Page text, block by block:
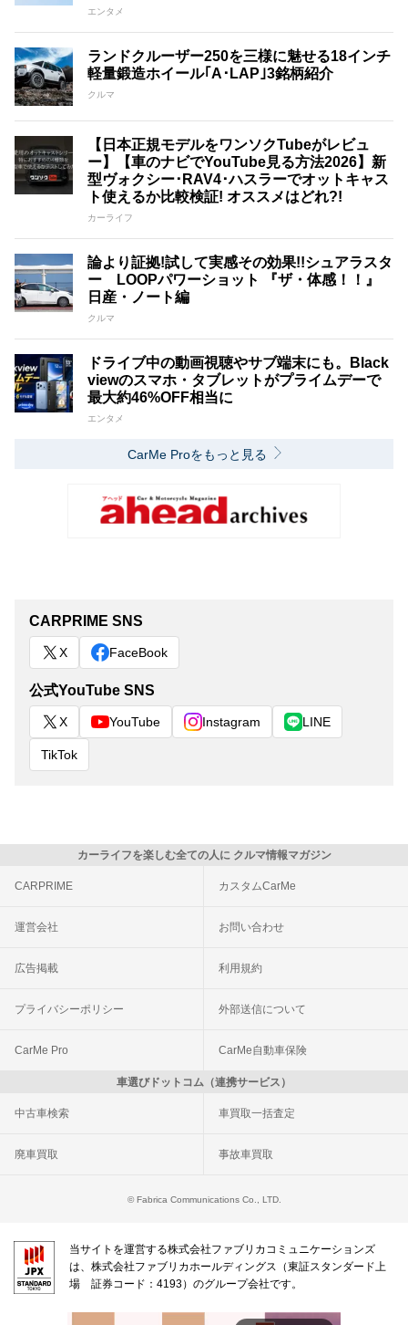
エンタメ
ランドクルーザー250を三様に魅せる18インチ
軽量鍛造ホイール｢A･LAP｣3銘柄紹介
クルマ
【日本正規モデルをワンソクTubeがレビュ
ー】【車のナビでYouTube見る方法2026】新
型ヴォクシー･RAV4･ハスラーでオットキャス
ト使えるか比較検証! オススメはどれ?!
カーライフ
論より証拠!試して実感その効果!!シュアラスタ
ー LOOPパワーショット 『ザ・体感！！』
日産・ノート編
クルマ
ドライブ中の動画視聴やサブ端末にも。Black
viewのスマホ・タブレットがプライムデーで
最大約46%OFF相当に
エンタメ
CarMe Proをもっと見る
CARPRIME SNS
X FaceBook
公式YouTube SNS
X YouTube Instagram LINE
TikTok
カーライフを楽しむ全ての人に クルマ情報マガジン
CARPRIME カスタムCarMe
運営会社 お問い合わせ
広告掲載 利用規約
プライバシーポリシー 外部送信について
CarMe Pro CarMe自動車保険
車選びドットコム（連携サービス）
中古車検索 車買取一括査定
廃車買取 事故車買取
© Fabrica Communications Co., LTD.
当サイトを運営する株式会社ファブリカコミュニケーションズ
は、株式会社ファブリカホールディングス（東証スタンダード上
場 証券コード：4193）のグループ会社です。